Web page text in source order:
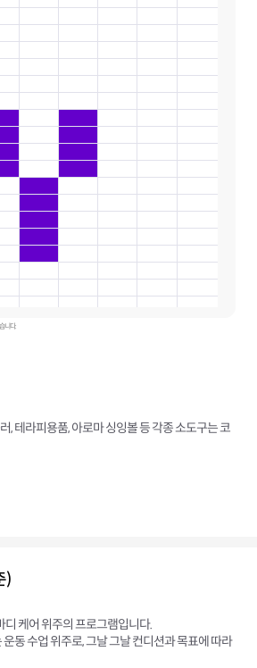
니다.
, 테라피용품, 아로마 싱잉볼 등 각종 소도구는 코
)
디 케어 위주의 프로그램입니다.
동 수업 위주로, 그날 그날 컨디션과 목표에 따라